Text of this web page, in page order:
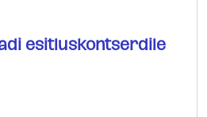
esitluskontserdile